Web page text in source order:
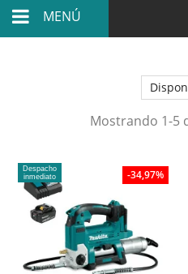
MENÚ
Mostrando 1-5
Despacho
inmediato
-34,97%